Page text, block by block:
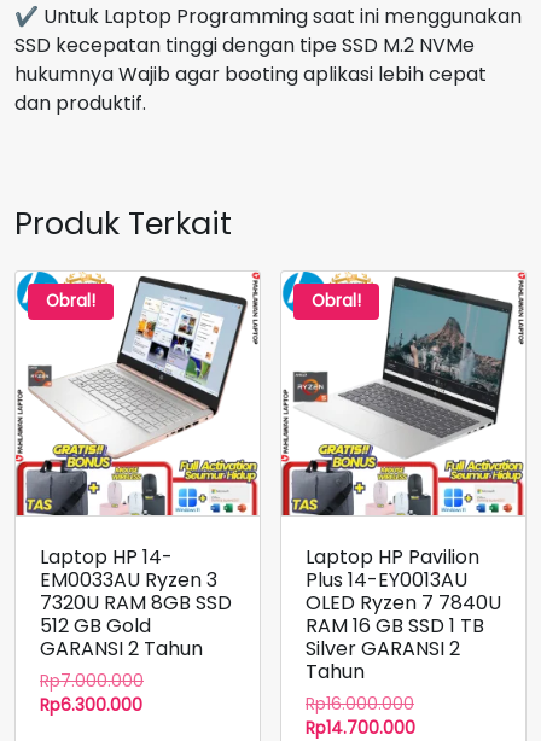
✔ Untuk Laptop Programming saat ini menggunakan
SSD kecepatan tinggi dengan tipe SSD M.2 NVMe
hukumnya Wajib agar booting aplikasi lebih cepat
dan produktif.
Produk Terkait
Obral!
Laptop HP 14-
EM0033AU Ryzen 3
7320U RAM 8GB SSD
512 GB Gold
GARANSI 2 Tahun
Rp7.000.000Harga
Rp6.300.000Harga
Obral!
Laptop HP Pavilion
Plus 14-EY0013AU
OLED Ryzen 7 7840U
RAM 16 GB SSD 1 TB
Silver GARANSI 2
Tahun
Rp16.000.000Harga
aslinya
Rp14.700.000Harga